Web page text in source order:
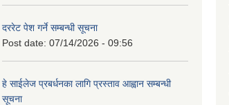
दररेट पेश गर्ने सम्बन्धी सूचना
Post date: 07/14/2026 - 09:56
हे साईलेज प्रबर्धनका लागि प्रस्ताव आह्वान सम्बन्धी
सूचना